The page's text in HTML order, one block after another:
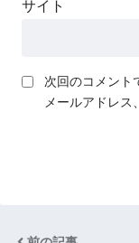
サイト
次回のコメント
メールアドレス